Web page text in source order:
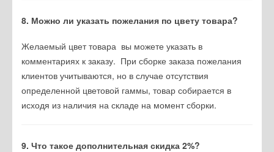
8. Можно ли указать пожелания по цвету товара?
Желаемый цвет товара вы можете указать в
комментариях к заказу. При сборке заказа пожелания
клиентов учитываются, но в случае отсутствия
определенной цветовой гаммы, товар собирается в
исходя из наличия на складе на момент сборки.
9. Что такое дополнительная скидка 2%?